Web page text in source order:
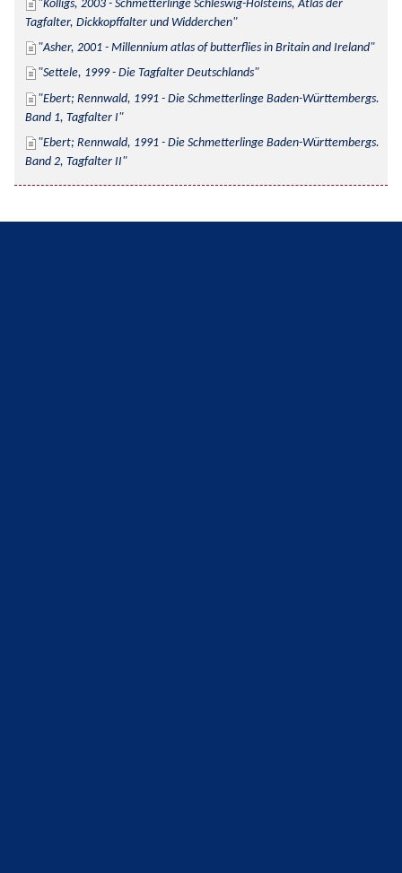
Kolligs, 2003 - Schmetterlinge Schleswig-Holsteins, Atlas der
Tagfalter, Dickkopffalter und Widderchen
Asher, 2001 - Millennium atlas of butterflies in Britain and Ireland
Settele, 1999 - Die Tagfalter Deutschlands
Ebert; Rennwald, 1991 - Die Schmetterlinge Baden-Württembergs.
Band 1, Tagfalter I
Ebert; Rennwald, 1991 - Die Schmetterlinge Baden-Württembergs.
Band 2, Tagfalter II